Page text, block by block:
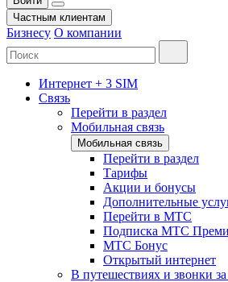
Частным клиентам
Бизнесу О компании
Интернет + 3 SIM
Связь
Перейти в раздел
Мобильная связь
Мобильная связь
Перейти в раздел
Тарифы
Акции и бонусы
Дополнительные
Перейти в МТС
Подписка МТС
МТС Бонус
Открытый интернет
В путешествиях и звонки